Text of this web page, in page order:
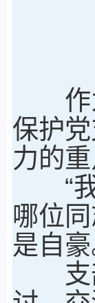
作为
保护
力的重
“我
哪位
是自豪
支部